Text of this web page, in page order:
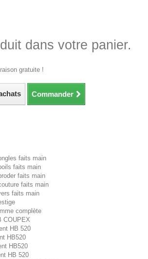
dans votre panier.
gratuite !
Commander
faits main
faits main
faits main
faits main
faits main
complète
COUPEX
HB 520
HB520
HB520
HB 520